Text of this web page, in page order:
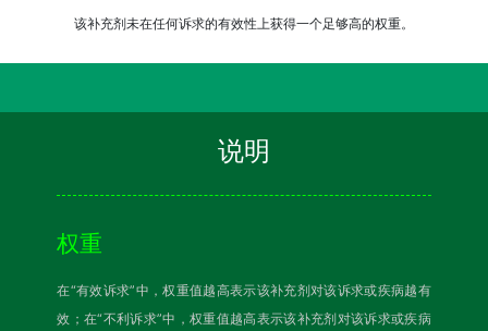
该补充剂未在任何诉求的有效性上获得一个足够高的权重。
说明
权重
在“有效诉求”中，权重值越高表示该补充剂对该诉求或疾病越有
效；在“不利诉求”中，权重值越高表示该补充剂对该诉求或疾病